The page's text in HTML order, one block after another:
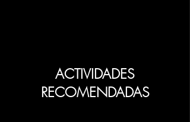
ACTIVIDADES
RECOMENDADAS